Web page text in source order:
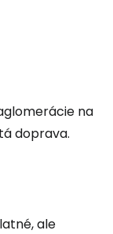
na
doprava.
ale